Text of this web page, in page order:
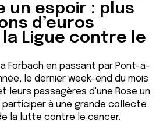
un espoir : plus
d’euros
Ligue contre le
Forbach en passant par Pont-à-
le dernier week-end du mois
leurs passagères d'une Rose un
participer à une grande collecte
la lutte contre le cancer.